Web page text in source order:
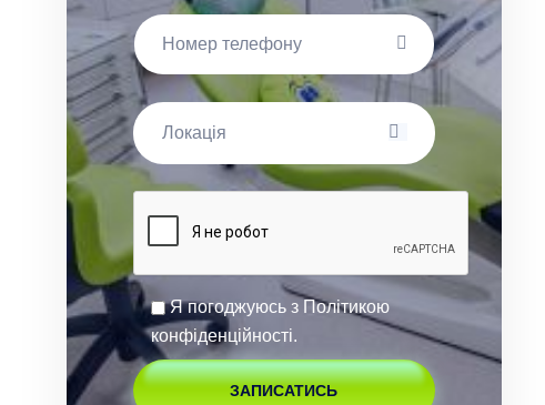
Я погоджуюсь з Політикою
конфіденційності.
ЗАПИСАТИСЬ